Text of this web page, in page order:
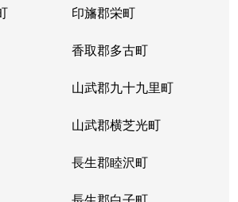
印旛郡栄町
香取郡多古町
山武郡九十九里町
山武郡横芝光町
長生郡睦沢町